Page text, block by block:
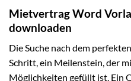
Mietvertrag Word
downloaden
Die Suche nach dem
Schritt, ein Meilenstein, der
Möglichkeiten gefüllt ist. Ein